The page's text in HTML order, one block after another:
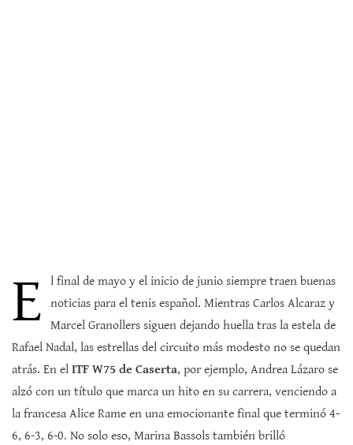
E
l final de mayo y el inicio de junio siempre traen buenas
noticias para el tenis español. Mientras Carlos Alcaraz y
Marcel Granollers siguen dejando huella tras la estela de
Rafael Nadal, las estrellas del circuito más modesto no se quedan
atrás. En el ITF W75 de Caserta, por ejemplo, Andrea Lázaro se
alzó con un título que marca un hito en su carrera, venciendo a
la francesa Alice Rame en una emocionante final que terminó 4-
6, 6-3, 6-0. No solo eso, Marina Bassols también brilló